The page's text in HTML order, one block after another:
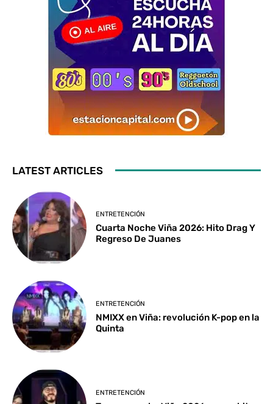
LATEST ARTICLES
ENTRETENCIÓN
Cuarta Noche Viña 2026: Hito Drag Y
Regreso De Juanes
ENTRETENCIÓN
NMIXX en Viña: revolución K-pop en la
Quinta
ENTRETENCIÓN